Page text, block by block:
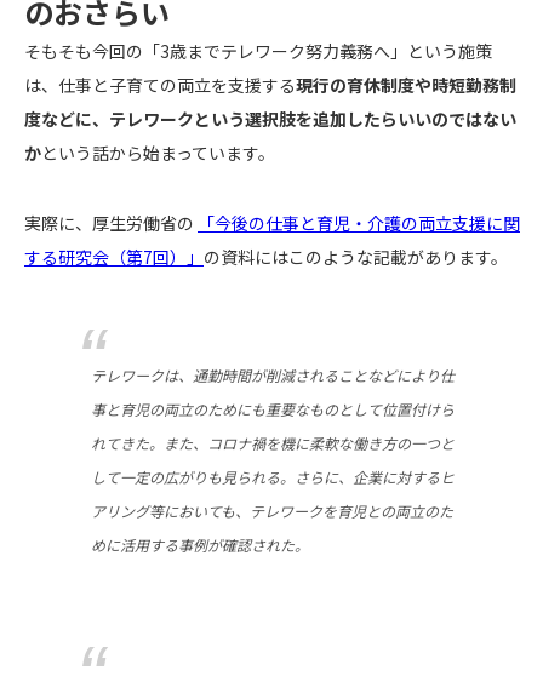
のおさらい
そもそも今回の「3歳までテレワーク努力義務へ」という施策
は、仕事と子育ての両立を支援する現行の育休制度や時短勤務制
度などに、テレワークという選択肢を追加したらいいのではない
かという話から始まっています。
実際に、厚生労働省の
「今後の仕事と育児・介護の両立支援に関
する研究会（第7回）」 の資料にはこのような記載があります。
テレワークは、通勤時間が削減されることなどにより仕
事と育児の両立のためにも重要なものとして位置付けら
れてきた。また、コロナ禍を機に柔軟な働き方の一つと
して一定の広がりも見られる。さらに、企業に対するヒ
アリング等においても、テレワークを育児との両立のた
めに活用する事例が確認された。